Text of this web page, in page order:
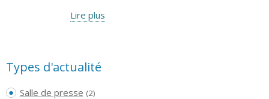
Lire plus
Types d'actualité
Salle de presse (2)